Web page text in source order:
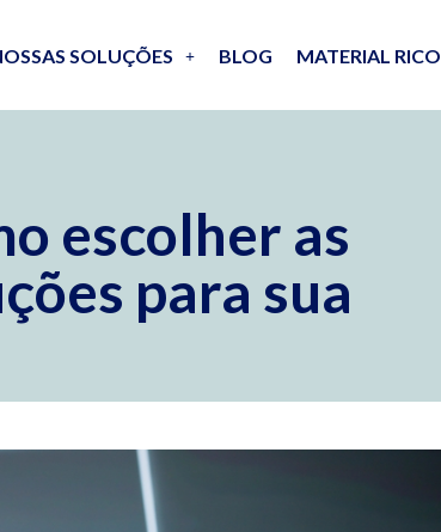
SOLUÇÕES BLOG MATERIAL RICO
escolher as
para sua